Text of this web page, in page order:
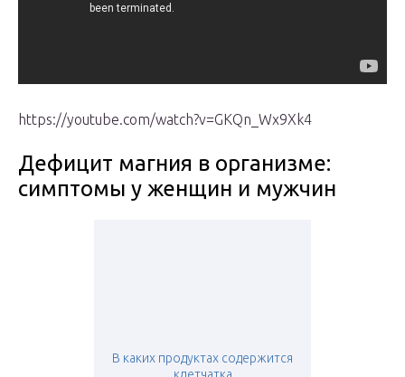
https://youtube.com/watch?v=GKQn_Wx9Xk4
Дефицит магния в организме:
симптомы у женщин и мужчин
В каких продуктах содержится